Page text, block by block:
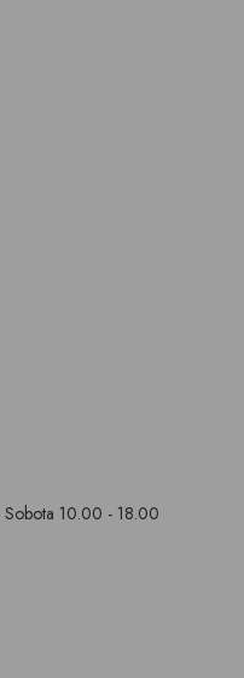
Sobota 10.00 - 18.00